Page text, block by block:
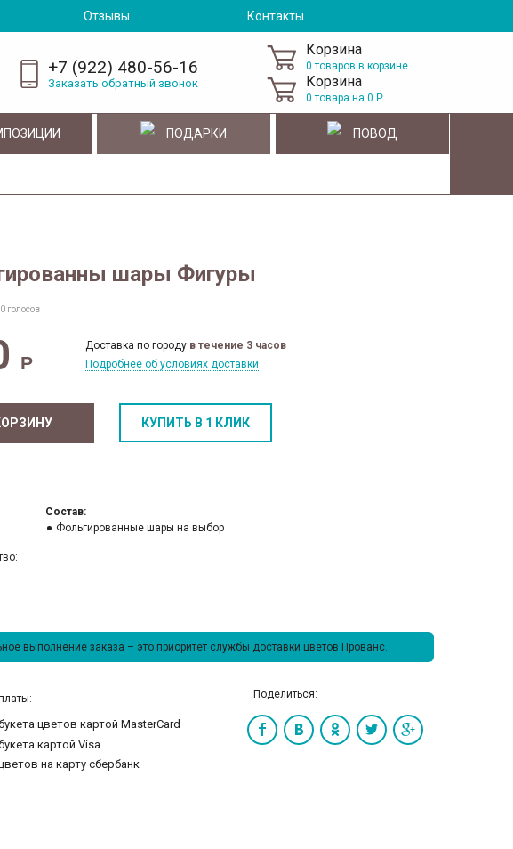
Отзывы Контакты
+7 (922) 480-56-16
Заказать обратный звонок
Корзина
0 товаров в корзине
Корзина
0 товара на 0 Р
ПОДАРКИ ПОВОД
шары Фигуры
0 голосов
Р
Доставка по городу в течение 3 часов
Подробнее об условиях доставки
КУПИТЬ В 1 КЛИК
Состав:
Фольгированные шары на выбор
выполнение заказа – это приоритет службы доставки цветов Прованс.
Поделиться: